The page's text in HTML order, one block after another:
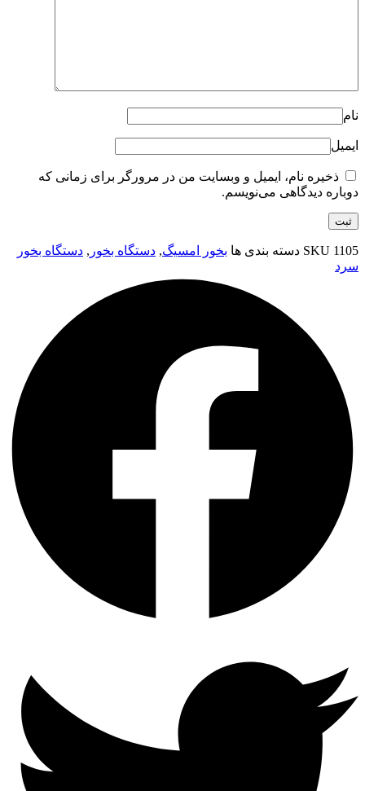
نام
ایمیل
ذخیره نام، ایمیل و وبسایت من در مرورگر برای زمانی که
دوباره دیدگاهی می‌نویسم.
SKU 1105 دسته بندی ها بخور امسیگ, دستگاه بخور , دستگاه بخور
سرد